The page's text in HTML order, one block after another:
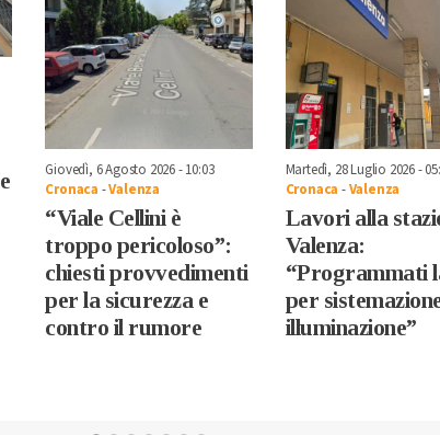
Giovedì, 6 Agosto 2026 - 10:03
Cronaca -Valenza
“Viale Cellini è
troppo pericoloso”:
chiesti provvedimenti
per la sicurezza e
contro il rumore
Martedì, 28 Luglio 2026 -
Cronaca -Valenza
Lavori alla
Valenza:
“Programmati
per
illuminazione”